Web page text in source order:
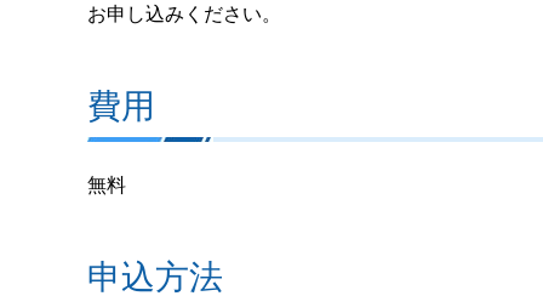
お申し込みください。
費用
無料
申込方法